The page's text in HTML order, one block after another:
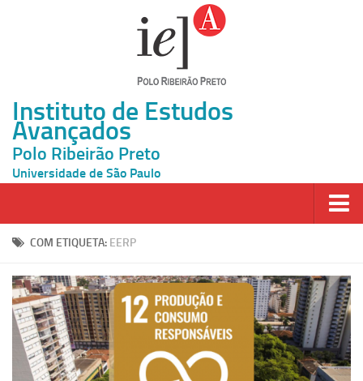
Instituto de Estudos
Avançados
Polo Ribeirão Preto
Universidade de São Paulo
Página Inicial
Inscrição
Atividades
Cátedras
COM ETIQUETA: EERP